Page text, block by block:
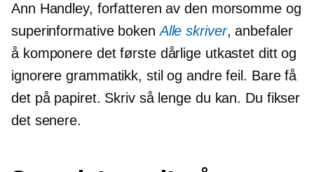
Ann Handley, forfatteren av den morsomme og
superinformative bokenAlle skriver, anbefaler
å komponere det første dårlige utkastet ditt og
ignorere grammatikk, stil og andre feil. Bare få
det på papiret. Skriv så lenge du kan. Du fikser
det senere.